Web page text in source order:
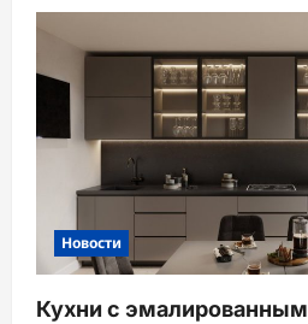
Новости
Кухни с